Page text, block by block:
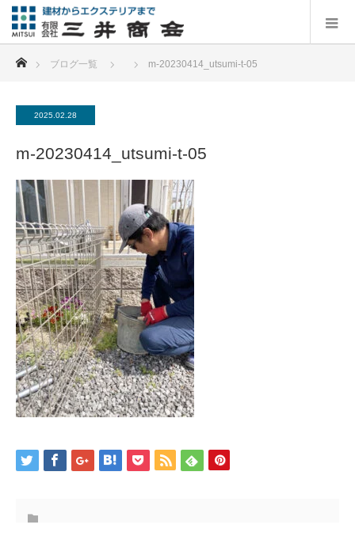
ブログ一覧 m-20230414_utsumi-t-05
2025.02.28
m-20230414_utsumi-t-05